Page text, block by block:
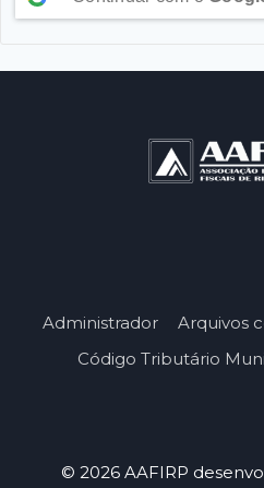
Administrador
Arquivos
Código Tributário
© 2026 AAFIRP